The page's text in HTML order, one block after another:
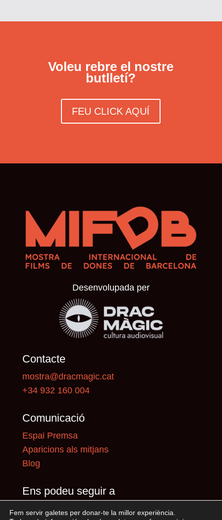
Voleu rebre el nostre
butlletí?
FEU CLICK AQUÍ
Desenvolupada per
Contacte
mostra@dracmagic.cat
+34 932 160 004
Comunicació
Espai Premsa
Aparicions als mitjans
Blog
Ens podeu seguir a
Fem servir galetes per donar-te la millor experiència.